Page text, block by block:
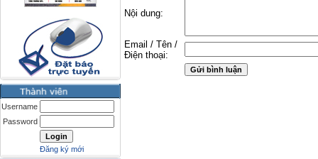
Username
Password
Đăng ký mới
Nội dung:
Email / Tên /
Điện thoại: